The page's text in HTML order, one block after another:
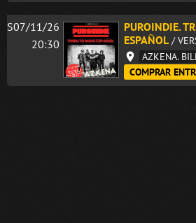
S07/11/26
20:30
PUROINDIE.
ESPAÑOL /
AZKENA.
COMPRAR